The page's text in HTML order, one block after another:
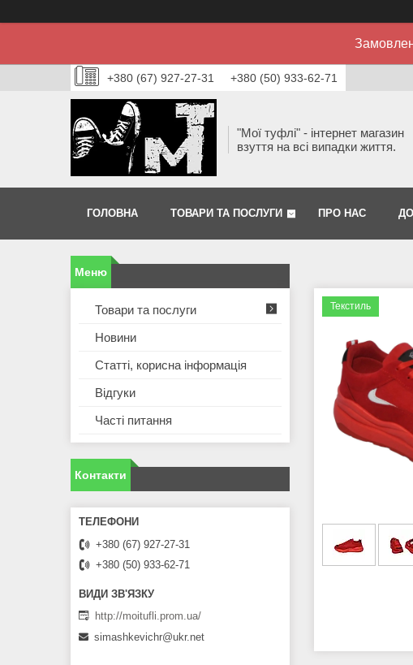
+380 (67) 927-27-31 +380 (50) 933-62-71
"Мої туфлі" - інтернет магазин
взуття на всі випадки життя.
ГОЛОВНА ТОВАРИ ТА ПОСЛУГИ ПРО НАС
Текстиль
Товари та послуги
Новини
Статті, корисна інформація
Відгуки
Часті питання
Контакти
+380 (67) 927-27-31
+380 (50) 933-62-71
http://moitufli.prom.ua/
simashkevichr@ukr.net